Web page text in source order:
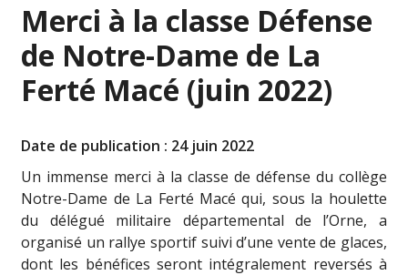
Merci à la classe Défense
de Notre-Dame de La
Ferté Macé (juin 2022)
Date de publication : 24 juin 2022
Un immense merci à la classe de défense du collège
Notre-Dame de La Ferté Macé qui, sous la houlette
du délégué militaire départemental de l’Orne, a
organisé un rallye sportif suivi d’une vente de glaces,
dont les bénéfices seront intégralement reversés à